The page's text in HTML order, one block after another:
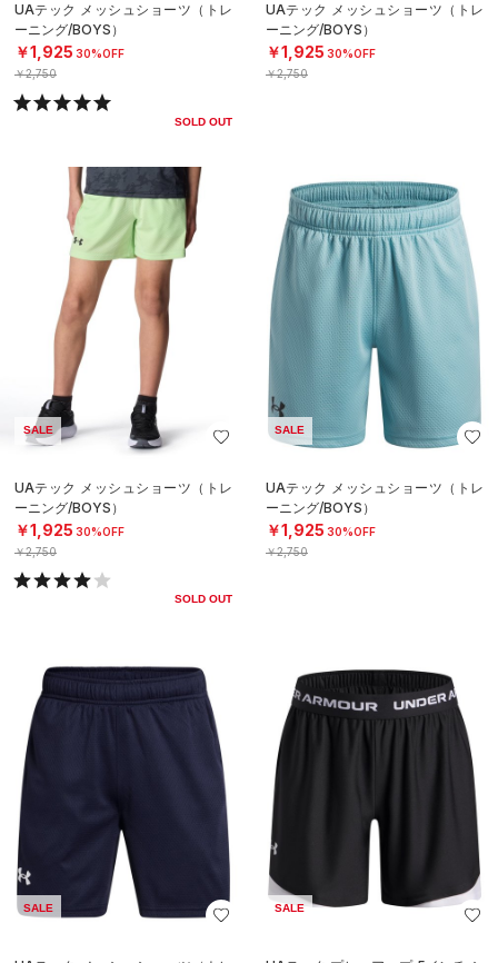
UAテック メッシュショーツ（トレ
ーニング/BOYS）
￥1,925 30%OFF
￥2,750
SOLD OUT
UAテック メッシュショーツ（トレ
ーニング/BOYS）
￥1,925 30%OFF
￥2,750
SALE
UAテック メッシュショーツ（トレ
ーニング/BOYS）
￥1,925 30%OFF
￥2,750
SOLD OUT
SALE
UAテック メッシュショーツ（トレ
ーニング/BOYS）
￥1,925 30%OFF
￥2,750
SALE SALE